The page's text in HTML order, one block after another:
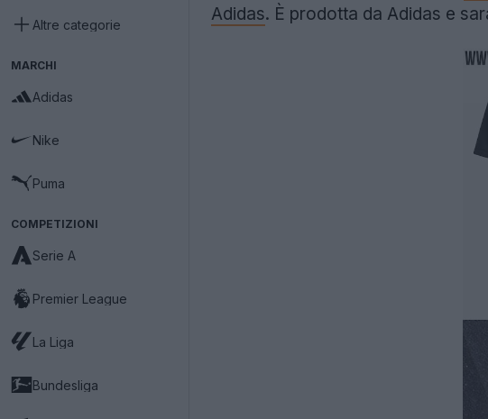
Altre categorie
MARCHI
Adidas
Nike
Puma
COMPETIZIONI
Serie A
Premier League
La Liga
Bundesliga
Adidas. È prodotta da Adidas e